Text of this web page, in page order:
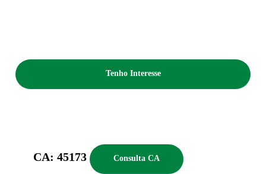
Tenho Interesse
CA: 45173 Consulta CA